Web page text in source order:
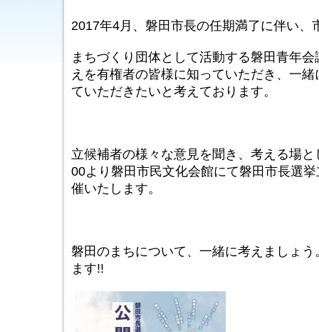
2017年4月、磐田市長の任期満了に伴い、
まちづくり団体として活動する磐田青年
えを有権者の皆様に知っていただき、一
ていただきたいと考えております。
立候補者の様々な意見を聞き、考える場
00より磐田市民文化会館にて磐田市長選
催いたします。
磐田のまちについて、一緒に考えましょ
ます!!